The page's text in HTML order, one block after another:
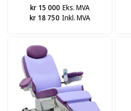
kr 15 000 Eks. MVA
kr 18 750 Inkl. MVA